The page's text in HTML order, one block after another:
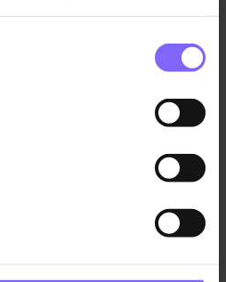
voor de volledige
correcte en compliant
loonheffingen en sociale
met externe